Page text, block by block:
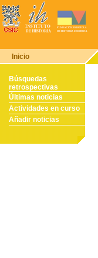
Inicio
Búsquedas
retrospectivas
Últimas noticias
Actividades en curso
Añadir noticias